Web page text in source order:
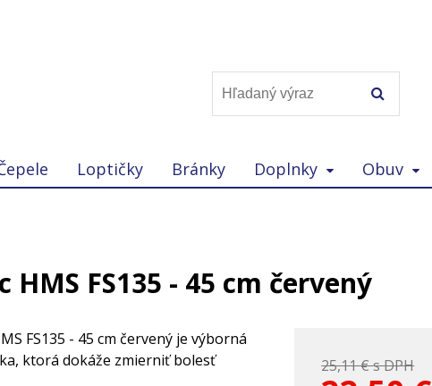
Loptičky Bránky Doplnky Obuv
HMS FS135 - 45 cm červený
25,11 €s DPH
FS135 - 45 cm červený je výborná
ktorá dokáže zmierniť bolesť